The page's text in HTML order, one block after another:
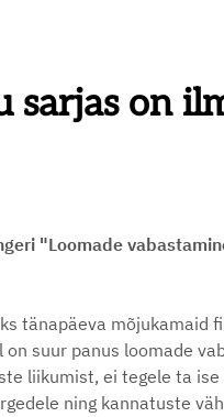
on
"Loomade
tänapäeva mõjukamaid
suur panus loomade
liikumist, ei tegele ta
ning kannatuste